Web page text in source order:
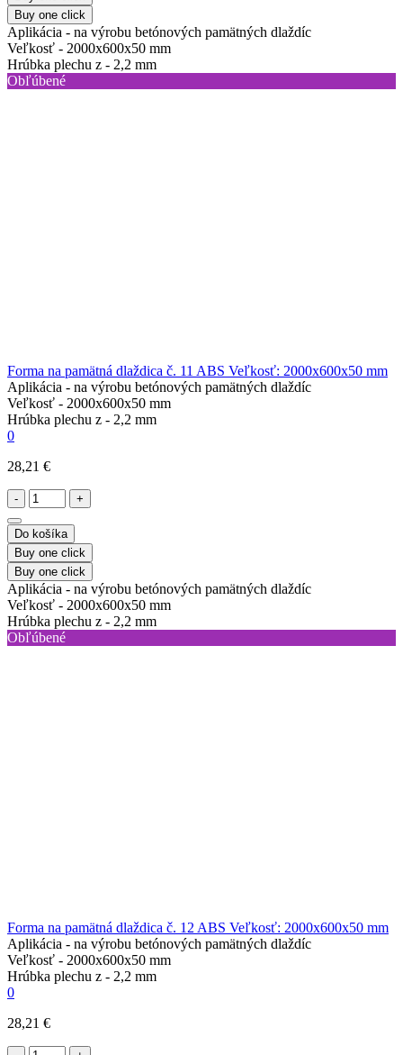
Buy one click
Aplikácia - na výrobu betónových pamätných dlaždíc
Veľkosť - 2000x600x50 mm
Hrúbka plechu z - 2,2 mm
Obľúbené
Forma na pamätná dlaždica č. 11 ABS Veľkosť: 2000x600x50 mm
Aplikácia - na výrobu betónových pamätných dlaždíc
Veľkosť - 2000x600x50 mm
Hrúbka plechu z - 2,2 mm
0
28,21 €
- +
Do košíka
Buy one click
Buy one click
Aplikácia - na výrobu betónových pamätných dlaždíc
Veľkosť - 2000x600x50 mm
Hrúbka plechu z - 2,2 mm
Obľúbené
Forma na pamätná dlaždica č. 12 ABS Veľkosť: 2000x600x50 mm
Aplikácia - na výrobu betónových pamätných dlaždíc
Veľkosť - 2000x600x50 mm
Hrúbka plechu z - 2,2 mm
0
28,21 €